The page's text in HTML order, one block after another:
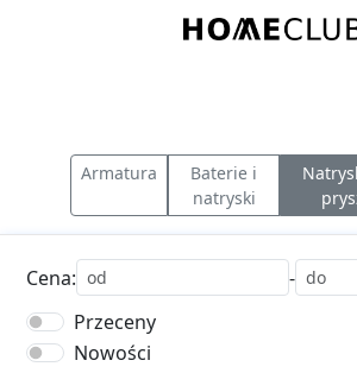
Homeclub
Armatura
Baterie i
natryski
Cena:
-
Przeceny
Nowości